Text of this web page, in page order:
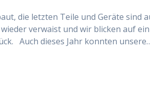
die letzten Teile und Geräte sind
verwaist und wir blicken auf
Auch dieses Jahr konnten